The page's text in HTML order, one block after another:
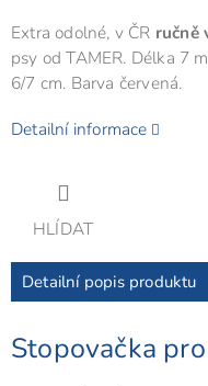
Extra odolné, v ČR ručně
psy od TAMER. Délka 7
6/7 cm. Barva červená.
Detailní informace
HLÍDAT
Detailní popis produktu
Stopovačka